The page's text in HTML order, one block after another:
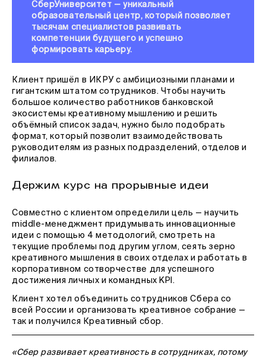
СберУниверситет — уникальный
образовательный центр, который позволяет
тысячам специалистов развивать
компетенции будущего и успешно
формировать карьеру.
Клиент пришёл в ИКРУ с амбициозными планами и
гигантским штатом сотрудников. Чтобы научить
большое количество работников банковской
экосистемы креативному мышлению и решить
объёмный список задач, нужно было подобрать
формат, который позволит взаимодействовать
руководителям из разных подразделений, отделов и
филиалов.
Держим курс на прорывные идеи
Совместно с клиентом определили цель — научить
middle-менеджмент придумывать инновационные
идеи с помощью 4 методологий, смотреть на
текущие проблемы под другим углом, сеять зерно
креативного мышления в своих отделах и работать в
корпоративном сотворчестве для успешного
достижения личных и командных KPI.
Клиент хотел объединить сотрудников Сбера со
всей России и организовать креативное собрание —
так и получился Креативный сбор.
«Сбер развивает креативность в сотрудниках, потому